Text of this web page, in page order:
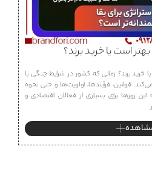
است یا خرید برند؟
خرید برند؟ زمانی که کشور در شرایط جنگی یا
قوانین، فرآیندها، اولویت‌ها و حتی نحوه
روزها برای بسیاری از فعالان اقتصادی و